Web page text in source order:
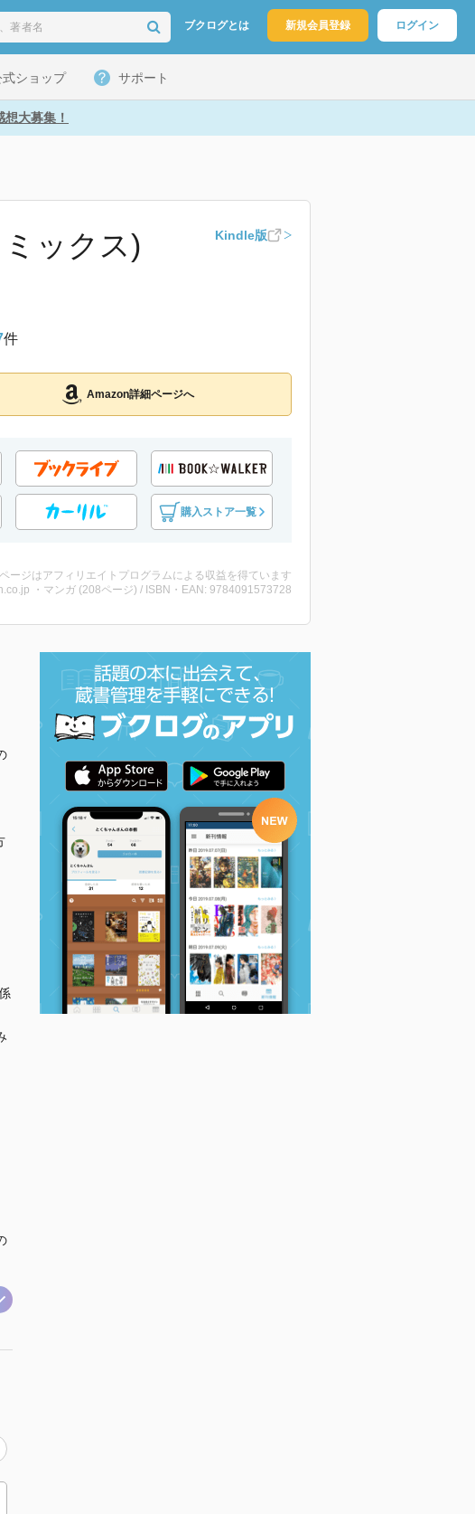
ブクログとは 新規会員登録 ログイン
式ショップ サポート
大募集！
ックス) Kindle版
件
Amazon詳細ページへ
購入ストア一覧
ージはアフィリエイトプログラムによる収益を得ています
・マンガ (208ページ) / ISBN・EAN: 9784091573728